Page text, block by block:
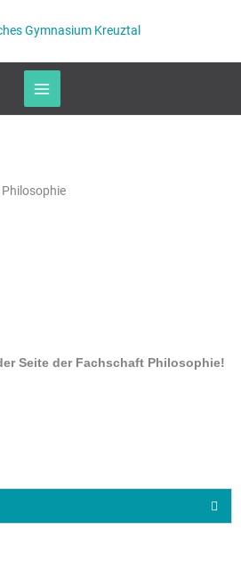
Philosophie
Seite der Fachschaft Philosophie!